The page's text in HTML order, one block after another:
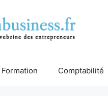
Formation Comptabilité